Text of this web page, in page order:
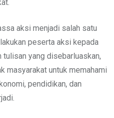
aksi menjadi salah satu
peserta aksi kepada
tulisan yang disebarluaskan,
masyarakat untuk memahami
pendidikan, dan